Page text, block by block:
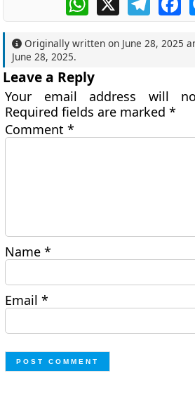
Originally written on June 28, 2025
June 28, 2025.
Leave a Reply
Your email address will
Required fields are marked*
Comment*
Name*
Email*